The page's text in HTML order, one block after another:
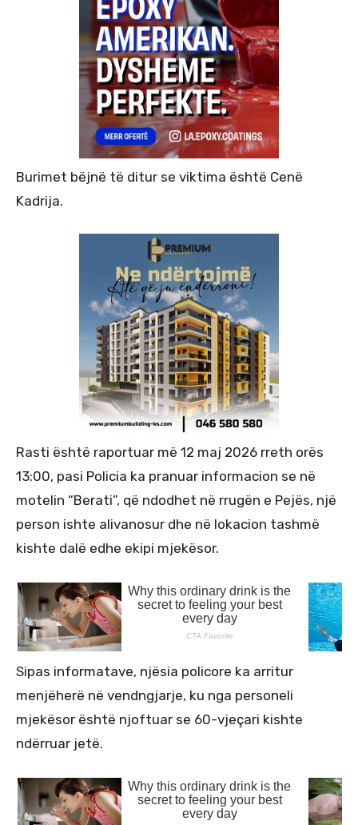
Burimet bëjnë të ditur se viktima është Cenë
Kadrija.
Rasti është raportuar më 12 maj 2026 rreth orës
13:00, pasi Policia ka pranuar informacion se në
motelin “Berati”, që ndodhet në rrugën e Pejës, një
person ishte alivanosur dhe në lokacion tashmë
kishte dalë edhe ekipi mjekësor.
Sipas informatave, njësia policore ka arritur
menjëherë në vendngjarje, ku nga personeli
mjekësor është njoftuar se 60-vjeçari kishte
ndërruar jetë.